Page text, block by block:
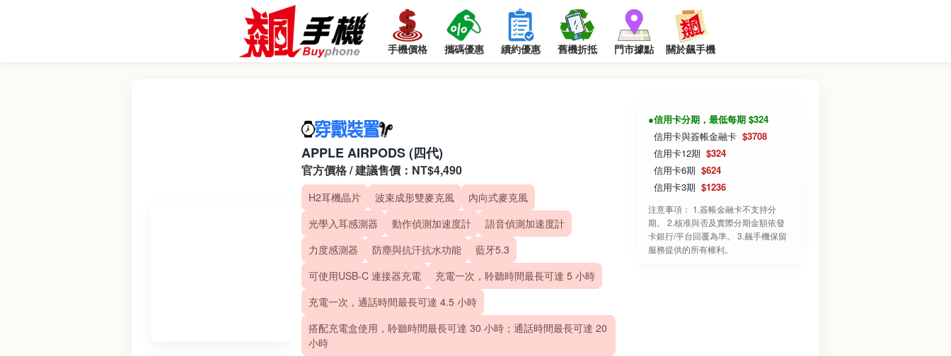
手機價格 攜碼優惠 續約優惠 舊機折抵 門市據點 關於飆手機
APPLE AIRPODS (四代)
官方價格 / 建議售價：NT$4,490
H2耳機晶片 波束成形雙麥克風
內向式麥克風
光學入耳感測器
動作偵測加速度計
語音偵測加速度計
力度感測器
防塵與抗汗抗水功能
藍牙5.3
可使用USB-C 連接器充電
充電一次，聆聽時間最長可達 5 小時
充電一次，通話時間最長可達 4.5 小時
搭配充電盒使用，聆聽時間最長可達 30 小時；通話時間最長可達 20
小時
●信用卡分期，最低每期 $324
信用卡與簽帳金融卡 $3708
信用卡12期 $324
信用卡6期 $624
信用卡3期 $1236
注意事項： 1.簽帳金融卡不支持分
期。 2.核准與否及實際分期金額依發
卡銀行/平台回覆為準。 3.飆手機保留
服務提供的所有權利。